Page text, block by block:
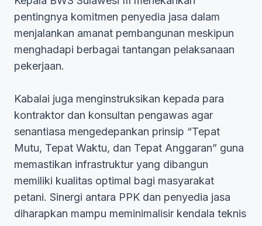
pentingnya komitmen penyedia jasa dalam
menjalankan amanat pembangunan meskipun
menghadapi berbagai tantangan pelaksanaan
pekerjaan.
Kabalai juga menginstruksikan kepada para
kontraktor dan konsultan pengawas agar
senantiasa mengedepankan prinsip “Tepat
Mutu, Tepat Waktu, dan Tepat Anggaran” guna
memastikan infrastruktur yang dibangun
memiliki kualitas optimal bagi masyarakat
petani. Sinergi antara PPK dan penyedia jasa
diharapkan mampu meminimalisir kendala teknis